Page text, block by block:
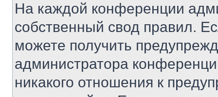
На каждой конференции
собственный свод правил.
можете получить
администратора
никакого отношения к